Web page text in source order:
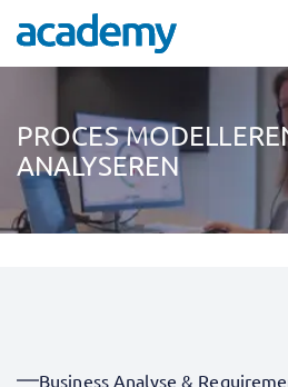
PROCES
ANALYSEREN
Business Analyse &